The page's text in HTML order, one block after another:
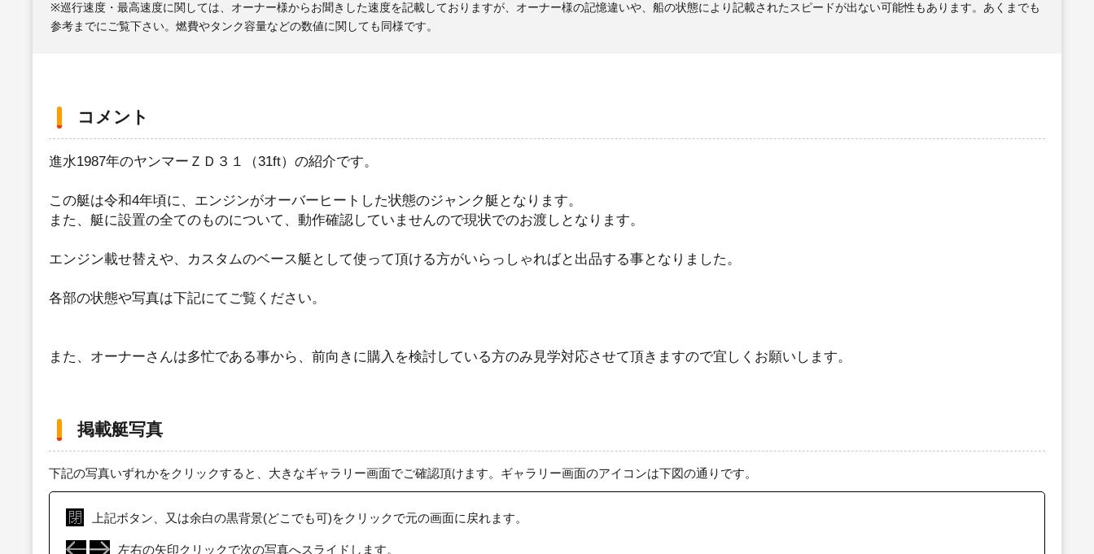
※巡行速度・最高速度に関しては、オーナー様からお聞きした速度を記載しておりますが、オーナー様の記憶違いや、船の状態により記載されたスピードが出ない可能性もあります。あくまでも
参考までにご覧下さい。燃費やタンク容量などの数値に関しても同様です。
コメント
進水1987年のヤンマーＺＤ３１（31ft）の紹介です。
この艇は令和4年頃に、エンジンがオーバーヒートした状態のジャンク艇となります。
また、艇に設置の全てのものについて、動作確認していませんので現状でのお渡しとなります。
エンジン載せ替えや、カスタムのベース艇として使って頂ける方がいらっしゃればと出品する事となりました。
各部の状態や写真は下記にてご覧ください。
また、オーナーさんは多忙である事から、前向きに購入を検討している方のみ見学対応させて頂きますので宜しくお願いします。
掲載艇写真
下記の写真いずれかをクリックすると、大きなギャラリー画面でご確認頂けます。ギャラリー画面のアイコンは下図の通りです。
上記ボタン、又は余白の黒背景(どこでも可)をクリックで元の画面に戻れます。
左右の矢印クリックで次の写真へスライドします。